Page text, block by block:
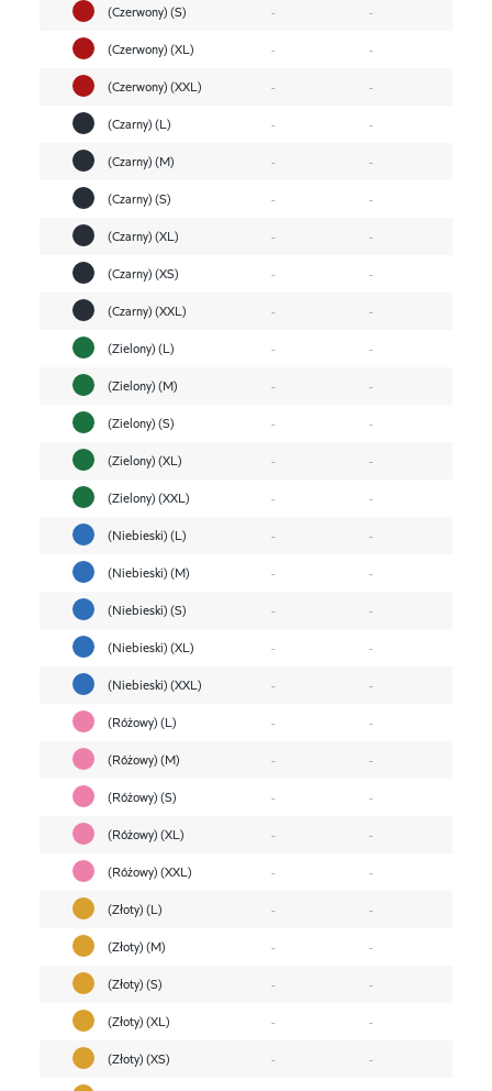
(Czerwony) (S)
-
-
(Czerwony) (XL)
-
-
(Czerwony) (XXL)
-
-
(Czarny) (L)
-
-
(Czarny) (M)
-
-
(Czarny) (S)
-
-
(Czarny) (XL)
-
-
(Czarny) (XS)
-
-
(Czarny) (XXL)
-
-
(Zielony) (L)
-
-
(Zielony) (M)
-
-
(Zielony) (S)
-
-
(Zielony) (XL)
-
-
(Zielony) (XXL)
-
-
(Niebieski) (L)
-
-
(Niebieski) (M)
-
-
(Niebieski) (S)
-
-
(Niebieski) (XL)
-
-
(Niebieski) (XXL)
-
-
(Różowy) (L)
-
-
(Różowy) (M)
-
-
(Różowy) (S)
-
-
(Różowy) (XL)
-
-
(Różowy) (XXL)
-
-
(Złoty) (L)
-
-
(Złoty) (M)
-
-
(Złoty) (S)
-
-
(Złoty) (XL)
-
-
(Złoty) (XS)
-
-